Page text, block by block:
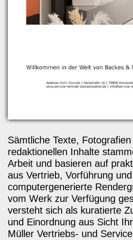
Sämtliche Texte, Fotografien
redaktionellen Inhalte
Arbeit und basieren auf
aus Vertrieb, Vorführung
computergenerierte
vom Werk zur Verfügung
versteht sich als kuratierte
und Einordnung aus Sicht
Müller Vertriebs- und